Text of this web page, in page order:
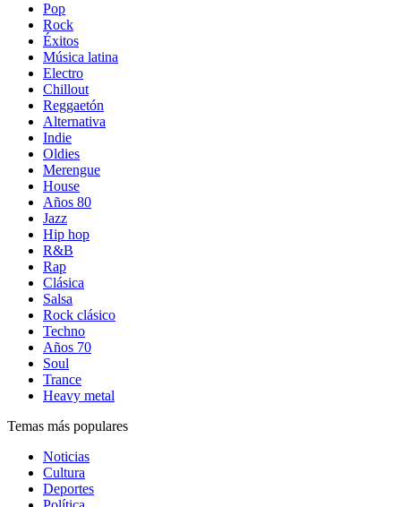
Pop
Rock
Éxitos
Música latina
Electro
Chillout
Reggaetón
Alternativa
Indie
Oldies
Merengue
House
Años 80
Jazz
Hip hop
R&B
Rap
Clásica
Salsa
Rock clásico
Techno
Años 70
Soul
Trance
Heavy metal
Temas más populares
Noticias
Cultura
Deportes